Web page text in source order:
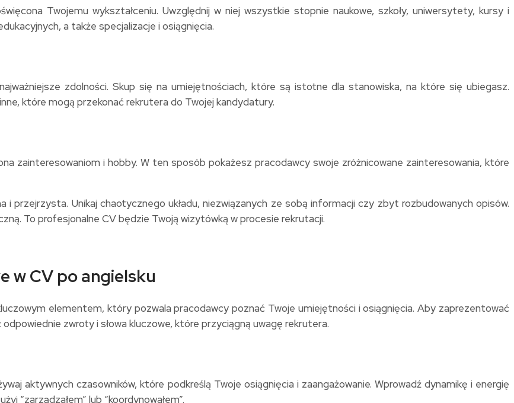
Twojemu wykształceniu. Uwzględnij w niej wszystkie stopnie naukowe, szkoły, uniwersytety, kursy i
a także specjalizacje i osiągnięcia.
zdolności. Skup się na umiejętnościach, które są istotne dla stanowiska, na które się ubiegasz.
które mogą przekonać rekrutera do Twojej kandydatury.
zainteresowaniom i hobby. W ten sposób pokażesz pracodawcy swoje zróżnicowane zainteresowania, które
i przejrzysta. Unikaj chaotycznego układu, niezwiązanych ze sobą informacji czy zbyt rozbudowanych opisów.
To profesjonalne CV będzie Twoją wizytówką w procesie rekrutacji.
w CV po angielsku
elementem, który pozwala pracodawcy poznać Twoje umiejętności i osiągnięcia. Aby zaprezentować
zwroty i słowa kluczowe, które przyciągną uwagę rekrutera.
aktywnych czasowników, które podkreślą Twoje osiągnięcia i zaangażowanie. Wprowadź dynamikę i energię
“zarządzałem” lub “koordynowałem”.